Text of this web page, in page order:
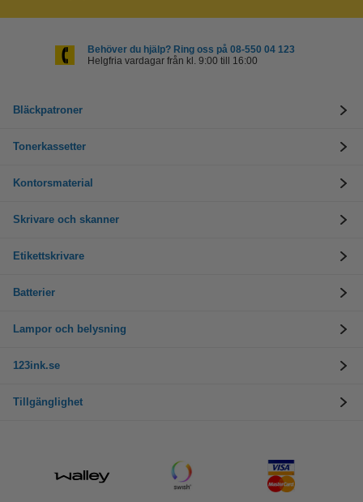
Behöver du hjälp? Ring oss på 08-550 04 123
Helgfria vardagar från kl. 9:00 till 16:00
Bläckpatroner
Tonerkassetter
Kontorsmaterial
Skrivare och skanner
Etikettskrivare
Batterier
Lampor och belysning
123ink.se
Tillgänglighet